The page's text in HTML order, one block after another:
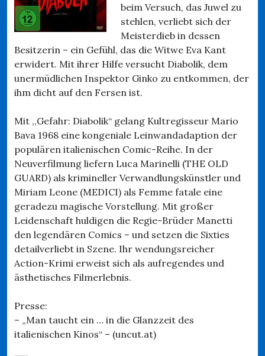
beim Versuch, das Juwel zu
stehlen, verliebt sich der
Meisterdieb in dessen
Besitzerin – ein Gefühl, das die Witwe Eva Kant
erwidert. Mit ihrer Hilfe versucht Diabolik, dem
unermüdlichen Inspektor Ginko zu entkommen, der
ihm dicht auf den Fersen ist.
Mit ,,Gefahr: Diabolik“ gelang Kultregisseur Mario
Bava 1968 eine kongeniale Leinwandadaption der
populären italienischen Comic-Reihe. In der
Neuverfilmung liefern Luca Marinelli (THE OLD
GUARD) als krimineller Verwandlungskünstler und
Miriam Leone (MEDICI) als Femme fatale eine
geradezu magische Vorstellung. Mit großer
Leidenschaft huldigen die Regie-Brüder Manetti
den legendären Comics – und setzen die Sixties
detailverliebt in Szene. Ihr wendungsreicher
Action-Krimi erweist sich als aufregendes und
ästhetisches Filmerlebnis.
Presse:
– „Man taucht ein … in die Glanzzeit des
italienischen Kinos“ – (uncut.at)